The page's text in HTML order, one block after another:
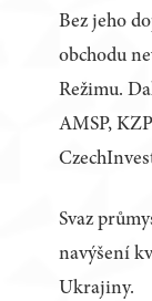
Bez jeho
obchodu
Režimu.
AMSP,
Svaz
navýšení
Ukrajiny.